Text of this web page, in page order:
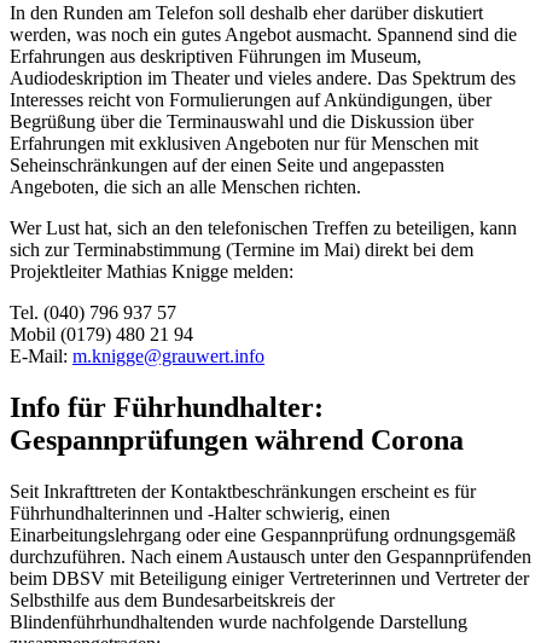
In den Runden am Telefon soll deshalb eher darüber diskutiert
werden, was noch ein gutes Angebot ausmacht. Spannend sind die
Erfahrungen aus deskriptiven Führungen im Museum,
Audiodeskription im Theater und vieles andere. Das Spektrum des
Interesses reicht von Formulierungen auf Ankündigungen, über
Begrüßung über die Terminauswahl und die Diskussion über
Erfahrungen mit exklusiven Angeboten nur für Menschen mit
Seheinschränkungen auf der einen Seite und angepassten
Angeboten, die sich an alle Menschen richten.
Wer Lust hat, sich an den telefonischen Treffen zu beteiligen, kann
sich zur Terminabstimmung (Termine im Mai) direkt bei dem
Projektleiter Mathias Knigge melden:
Tel. (040) 796 937 57
Mobil (0179) 480 21 94
E-Mail: m.knigge@grauwert.info
Info für Führhundhalter:
Gespannprüfungen während Corona
Seit Inkrafttreten der Kontaktbeschränkungen erscheint es für
Führhundhalterinnen und -Halter schwierig, einen
Einarbeitungslehrgang oder eine Gespannprüfung ordnungsgemäß
durchzuführen. Nach einem Austausch unter den Gespannprüfenden
beim DBSV mit Beteiligung einiger Vertreterinnen und Vertreter der
Selbsthilfe aus dem Bundesarbeitskreis der
Blindenführhundhaltenden wurde nachfolgende Darstellung